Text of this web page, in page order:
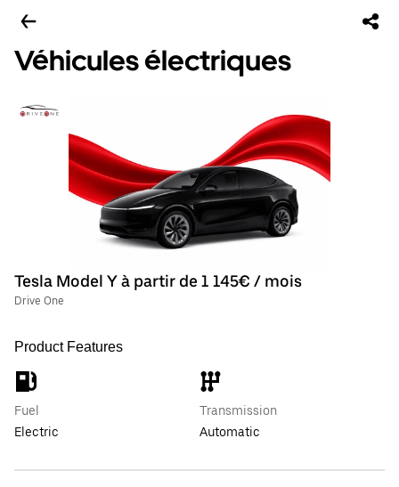
Véhicules électriques
Tesla Model Y à partir de 1 145€ / mois
Drive One
Product Features
Fuel
Electric
Transmission
Automatic